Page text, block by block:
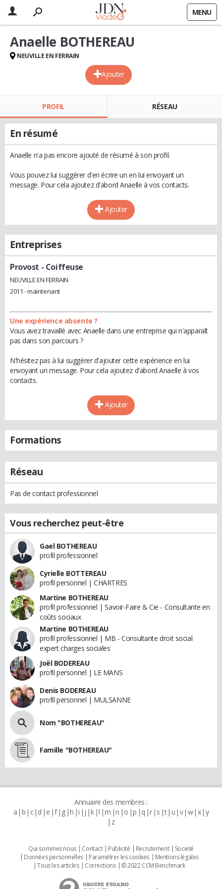
MENU
Ajouter
Anaelle BOTHEREAU
NEUVILLE EN FERRAIN
PROFIL RÉSEAU
En résumé
Anaelle n'a pas encore ajouté de résumé à son profil.
Vous pouvez lui suggérer d'en écrire un en lui envoyant un
message. Pour cela ajoutez d'abord Anaelle à vos contacts.
Ajouter
Entreprises
Provost - Coiffeuse
NEUVILLE EN FERRAIN
2011 - maintenant
Une expérience absente ?
Vous avez travaillé avec Anaelle dans une entreprise qui n'apparaît
pas dans son parcours ?
N'hésitez pas à lui suggérer d'ajouter cette expérience en lui
envoyant un message. Pour cela ajoutez d'abord Anaelle à vos
contacts.
Ajouter
Formations
Réseau
Pas de contact professionnel
Vous recherchez peut-être
Gael BOTHEREAU
profil professionnel
Cyrielle BOTTEREAU
profil personnel | CHARTRES
Martine BOTHEREAU
profil professionnel | Savoir-Faire & Cie - Consultante en
coûts sociaux
Martine BOTHEREAU
profil professionnel | MB - Consultante droit social
expert charges sociales
Joël BODEREAU
profil personnel | LE MANS
Denis BODEREAU
profil personnel | MULSANNE
Nom "BOTHEREAU"
Famille "BOTHEREAU"
Annuaire des membres :
a b c d e f g h i j k l m n o p q r s t u v w x y
z
Qui sommes nous Contact Publicité Recrutement
Societé
Données personnelles
Paramétrer les cookies
Mentions légales
Tous les articles
Corrections © 2022 CCM Benchmark